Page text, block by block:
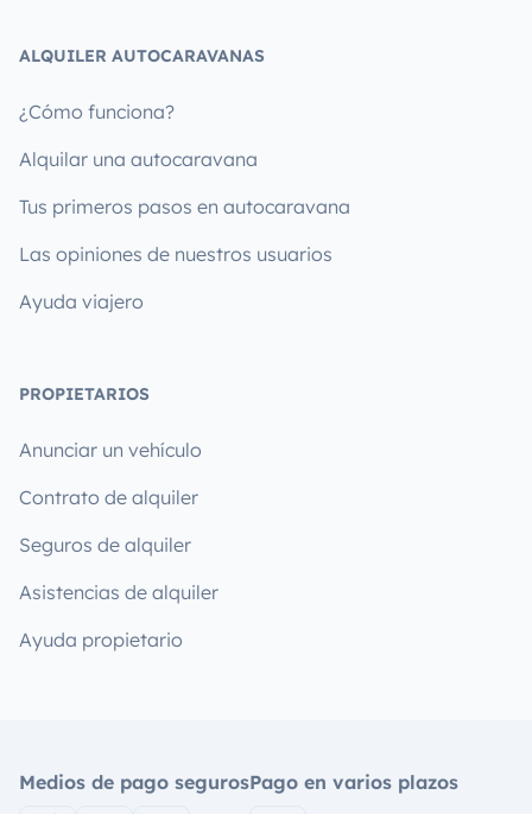
ALQUILER AUTOCARAVANAS
¿Cómo funciona?
Alquilar una autocaravana
Tus primeros pasos en autocaravana
Las opiniones de nuestros usuarios
Ayuda viajero
PROPIETARIOS
Anunciar un vehículo
Contrato de alquiler
Seguros de alquiler
Asistencias de alquiler
Ayuda propietario
Medios de pago segurosPago en varios plazos